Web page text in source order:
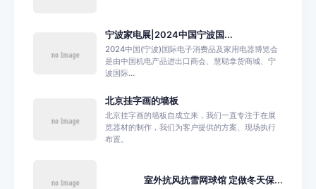
宁波家电展|2024中国宁波国...
2024中国(宁波)国际电子消费品及家用电器博览会
是由中国机电产品进出口商会、慧聪拿货商城、宁
波国际...
北京挂字画的墙板
北京挂字画的墙板自成立来，我们一直专注于在展
览器材的制作，我们为客户提供的方案、现场执行
布置。
室外抗风抗雪网球馆 定做冬天保...